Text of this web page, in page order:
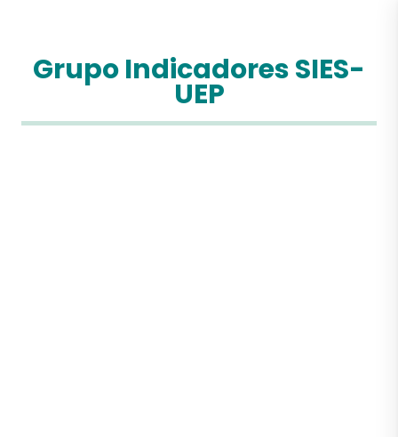
Grupo Indicadores SIES-
UEP